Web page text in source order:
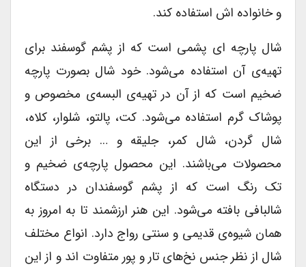
و خانواده اش استفاده کند.
شال پارچه ای پشمی است که از پشم گوسفند برای
تهیه‌ی آن استفاده می‌شود. خود شال بصورت پارچه
ضخیم است که از آن در تهیه‌ی البسه‌ی مخصوص و
پوشاک گرم استفاده می‌شود. کت، پالتو، شلوار، کلاه،
شال گردن، شال کمر، جلیقه و … برخی از این
محصولات می‌باشند. این محصول پارچه‌ی ضخیم و
تک رنگ است که از پشم گوسفندان در دستگاه
شالبافی بافته می‌شود. این هنر ارزشمند تا به امروز به
همان شیوه‌ی قدیمی و سنتی رواج دارد. انواع مختلف
شال از نظر جنس نخ‌های تار و پور متفاوت اند و از این